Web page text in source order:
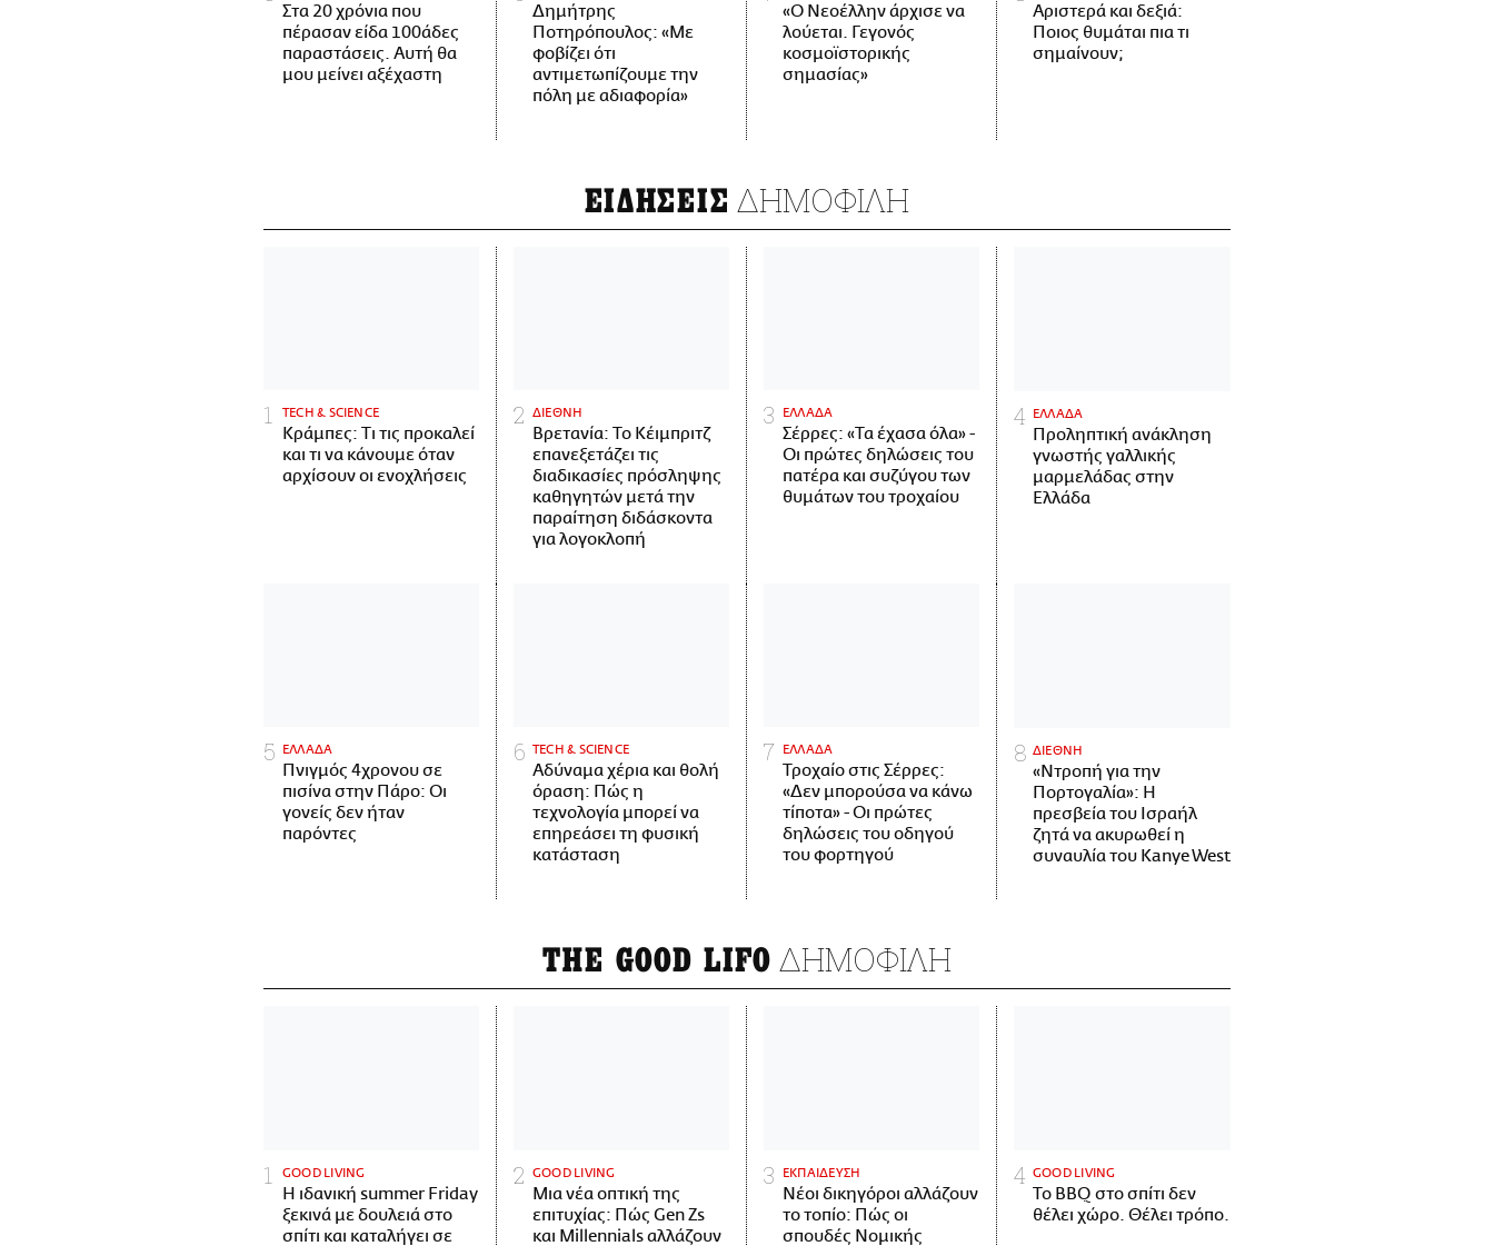
Στα 20 χρόνια που
πέρασαν είδα 100άδες
παραστάσεις. Αυτή θα
μου μείνει αξέχαστη
Δημήτρης
Ποτηρόπουλος: «Με
φοβίζει ότι
αντιμετωπίζουμε την
πόλη με αδιαφορία»
«Ο Νεοέλλην άρχισε να
λούεται. Γεγονός
κοσμοϊστορικής
σημασίας»
Αριστερά και δεξιά:
Ποιος θυμάται πια τι
σημαίνουν;
ΕΙΔΗΣΕΙΣ ΔΗΜΟΦΙΛΗ
ΤECH & SCIENCE
Κράμπες: Τι τις προκαλεί
και τι να κάνουμε όταν
αρχίσουν οι ενοχλήσεις
ΔΙΕΘΝΗ
Βρετανία: Το Κέιμπριτζ
επανεξετάζει τις
διαδικασίες πρόσληψης
καθηγητών μετά την
παραίτηση διδάσκοντα
για λογοκλοπή
ΕΛΛΑΔΑ
Σέρρες: «Τα έχασα όλα» -
Οι πρώτες δηλώσεις του
πατέρα και συζύγου των
θυμάτων του τροχαίου
ΕΛΛΑΔΑ
Προληπτική ανάκληση
γνωστής γαλλικής
μαρμελάδας στην
Ελλάδα
ΕΛΛΑΔΑ
Πνιγμός 4χρονου σε
πισίνα στην Πάρο: Οι
γονείς δεν ήταν
παρόντες
ΤECH & SCIENCE
Αδύναμα χέρια και θολή
όραση: Πώς η
τεχνολογία μπορεί να
επηρεάσει τη φυσική
κατάσταση
ΕΛΛΑΔΑ
Τροχαίο στις Σέρρες:
«Δεν μπορούσα να κάνω
τίποτα» - Οι πρώτες
δηλώσεις του οδηγού
του φορτηγού
ΔΙΕΘΝΗ
«Ντροπή για την
Πορτογαλία»: Η
πρεσβεία του Ισραήλ
ζητά να ακυρωθεί η
συναυλία του Kanye West
THE GOOD LIFO ΔΗΜΟΦΙΛΗ
GOOD LIVING
Η ιδανική summer Friday
ξεκινά με δουλειά στο
σπίτι και καταλήγει σε
GOOD LIVING
Μια νέα οπτική της
επιτυχίας: Πώς Gen Zs
και Millennials αλλάζουν
ΕΚΠΑΙΔΕΥΣΗ
Νέοι δικηγόροι αλλάζουν
το τοπίο: Πώς οι
σπουδές Νομικής
GOOD LIVING
Το BBQ στο σπίτι δεν
θέλει χώρο. Θέλει τρόπο.